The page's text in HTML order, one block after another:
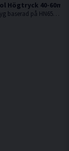
Högtryck 40-60mm
40-60mm 20 bars ankarspikverktyg baserad på HN65S men med slitstark spikstyrning för ankarspik i byggbeslag.